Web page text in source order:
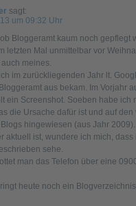
sagt:
um 09:32 Uhr
Bloggeramt kaum noch gepflegt
letzten Mal unmittelbar vor
meines.
im zurückliegenden Jahr lt.
aus bekam. Im Vorjahr
ein Screenshot. Soeben habe ich
die Ursache dafür ist und auf den
hingewiesen (aus Jahr 2009).
aktuell ist, wundere ich mich, dass
sehe.
man das Telefon über eine
heute noch ein